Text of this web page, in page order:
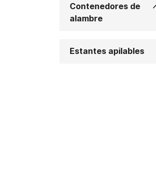
Contenedores de
alambre
Estantes apilables